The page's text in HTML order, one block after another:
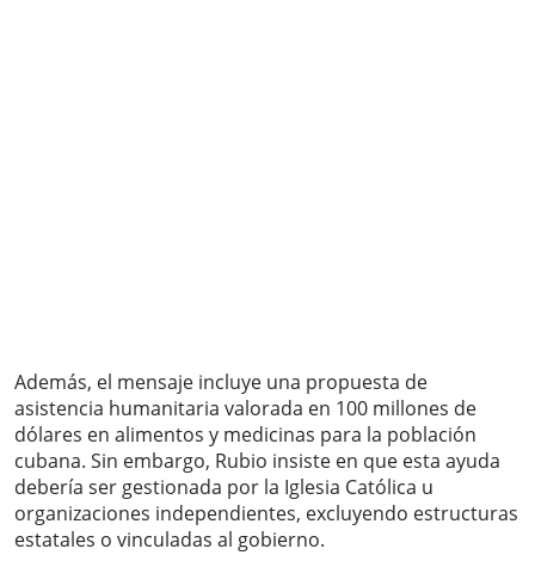
Además, el mensaje incluye una propuesta de
asistencia humanitaria valorada en 100 millones de
dólares en alimentos y medicinas para la población
cubana. Sin embargo, Rubio insiste en que esta ayuda
debería ser gestionada por la Iglesia Católica u
organizaciones independientes, excluyendo estructuras
estatales o vinculadas al gobierno.